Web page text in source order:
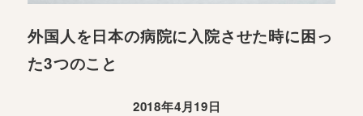
外国人を日本の病院に入院させた時に困っ
た3つのこと
2018年4月19日